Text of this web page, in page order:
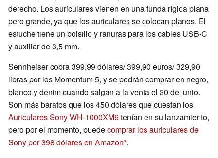
derecho. Los auriculares vienen en una funda rígida plana
pero grande, ya que los auriculares se colocan planos. El
estuche tiene un bolsillo y ranuras para los cables USB-C
y auxiliar de 3,5 mm.
Sennheiser cobra 399,99 dólares/ 399,90 euros/ 329,90
libras por los Momentum 5, y se podrán comprar en negro,
blanco y denim cuando salgan a la venta el 30 de junio.
Son más baratos que los 450 dólares que cuestan los
Auriculares Sony WH-1000XM6tenían en su lanzamiento,
pero por el momento, puedecomprar los auriculares de
Sony por 398 dólares en Amazon .